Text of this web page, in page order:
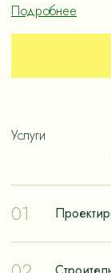
Подробнее
Услуги
01